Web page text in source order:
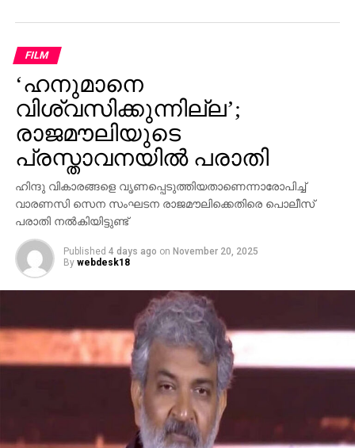
പാര്‍ട്ടിക്ക് ഒരു കുഴപ്പവുമില്ലെന്ന് പറയാന്‍ എം.വി
ഗോവിന്ദന് മാത്രമേ കഴിയൂവെന്നും വി.ഡി സതീശന്‍
പരിഹസിച്ചു. എന്തുകൊണ്ട് ദേവസ്വം ബോര്‍ഡ്
പോറ്റിക്കെതിരെ പരാതി നല്‍കിയില്ലെന്നും പോറ്റി
കുടുങ്ങിയാല്‍ പലരും കുടുങ്ങും എന്ന് സിപിഎമ്മിന്
അറിയാമായിരുന്നുവെന്നും അദ്ദേഹം കൂട്ടിച്ചേര്‍ത്തു.
FILM
‘ഹനുമാനെ
വിശ്വസിക്കുന്നില്ല’;
രാജമൗലിയുടെ
പ്രസ്താവനയില്‍ പരാതി
ഹിന്ദു വികാരങ്ങളെ വൃണപ്പെടുത്തിയതാണെന്നാരോപിച്ച്
വാരണസി സെന സംഘടന രാജമൗലിക്കെതിരെ പൊലീസ്
പരാതി നല്‍കിയിട്ടുണ്ട്
Published 4 days ago on November 20, 2025
By webdesk18